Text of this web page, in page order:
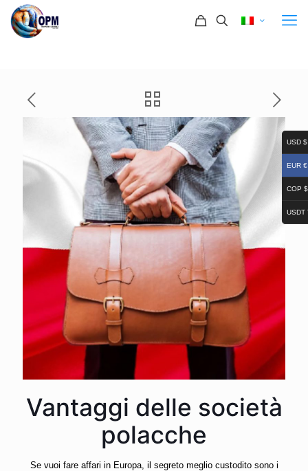
Vantaggi delle società
polacche
Se vuoi fare affari in Europa, il segreto meglio custodito sono i
USD $
EUR €
COP $
USDT